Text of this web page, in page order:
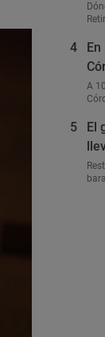
4
A
5
El